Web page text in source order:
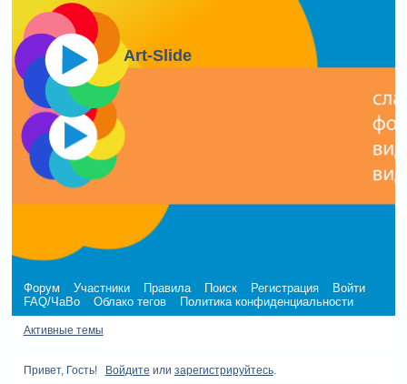
Art-Slide
Форум Участники Правила Поиск Регистрация
Войти
FAQ/ЧаВо
Облако тегов Политика конфиденциальности
Активные темы
Привет, Гость! Войдите или зарегистрируйтесь.